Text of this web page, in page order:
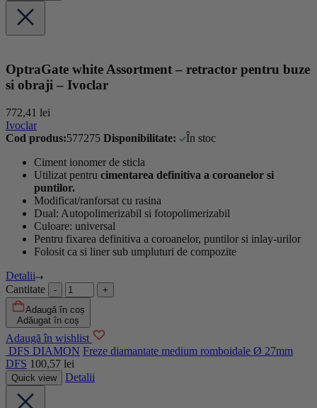
OptraGate white Assortment – retractor pentru buze
si obraji – Ivoclar
772,41 lei
Ivoclar
Cod produs:577275 Disponibilitate:
În stoc
Ciment ionomer de sticla
Utilizat pentru cimentarea definitiva a coroanelor si
puntilor.
Modificat/ranforsat cu rasina
Dual: Autopolimerizabil si fotopolimerizabil
Culoare: universal
Pentru fixarea definitiva a coroanelor, puntilor si inlay-urilor
Folosit ca si liner sub umpluturi de compozite
Detalii
Cantitate
Adaugă în coș
Adăugat în coș
Adaugă în wishlist
DFS DIAMON Freze diamantate medium romboidale Ø 27mm
DFS 100,57 lei
Quick view Detalii